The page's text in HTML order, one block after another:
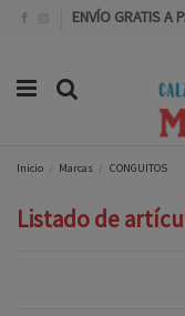
ENVÍO GRATIS A
Inicio Marcas CONGUITOS
Listado de